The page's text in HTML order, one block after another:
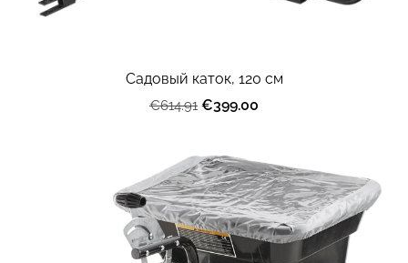
Cадовый каток, 120 см
€614.91 €399.00